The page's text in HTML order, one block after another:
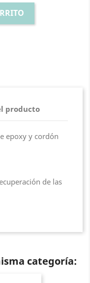
producto
epoxy y cordón
de las
categoría: